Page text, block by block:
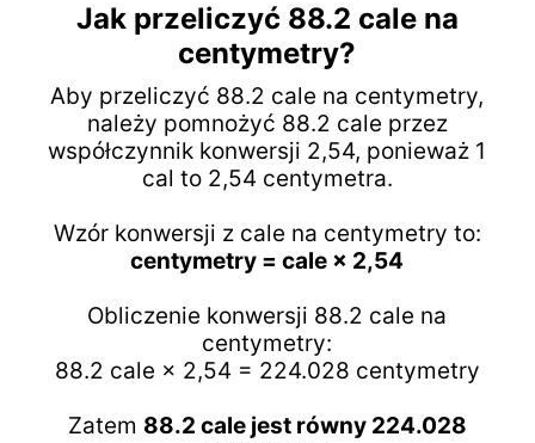
Jak przeliczyć 88.2 cale na
centymetry?
Aby przeliczyć 88.2 cale na centymetry,
należy pomnożyć 88.2 cale przez
współczynnik konwersji 2,54, ponieważ 1
cal to 2,54 centymetra.
Wzór konwersji z cale na centymetry to:
centymetry = cale × 2,54
Obliczenie konwersji 88.2 cale na
centymetry:
88.2 cale × 2,54 = 224.028 centymetry
Zatem 88.2 cale jest równy 224.028